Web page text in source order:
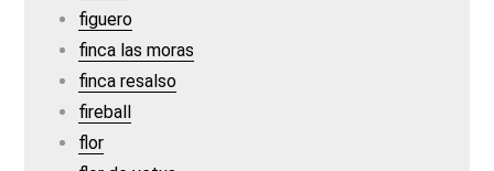
figuero
finca las moras
finca resalso
fireball
flor